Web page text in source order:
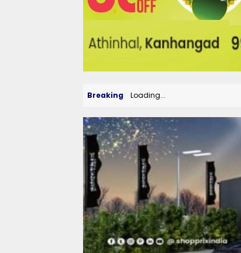
Breaking Loading...